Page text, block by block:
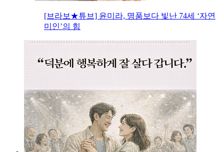
[브라보★튜브] 윤미라, 명품보다 빛난 74세 ‘자연
미인’의 힘